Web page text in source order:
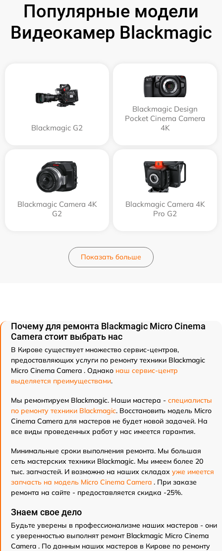
Популярные модели
Видеокамер Blackmagic
Blackmagic G2
Blackmagic Design
Pocket Cinema Camera
4K
Blackmagic Camera 4K
G2
Blackmagic Camera 4K
Pro G2
Показать больше
Почему для ремонта Blackmagic Micro Cinema
Camera стоит выбрать нас
В Кирове существует множество сервис-центров,
предоставляющих услуги по ремонту техники Blackmagic
Micro Cinema Camera . Однако наш сервис-центр
выделяется преимуществами.
Мы ремонтируем Blackmagic. Наши мастера - специалисты
по ремонту техники Blackmagic. Восстановить модель Micro
Cinema Camera для мастеров не будет новой задачей. На
все виды проведенных работ у нас имеется гарантия.
Минимальные сроки выполнения ремонта. Мы большая
сеть мастерских техники Blackmagic. Мы имеем более 20
тыс. запчастей. И возможно на наших складах уже имеется
запчасть на модель Micro Cinema Camera . При заказе
ремонта на сайте - предоставляется скидка -25%.
Знаем свое дело
Будьте уверены в профессионализме наших мастеров - они
с уверенностью выполнят ремонт Blackmagic Micro Cinema
Camera . По данным наших мастеров в Кирове по ремонту